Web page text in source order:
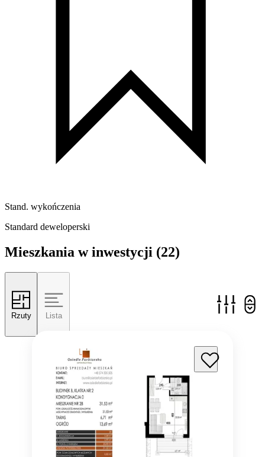
Stand. wykończenia
Standard deweloperski
Mieszkania w inwestycji (22)
Rzuty Lista